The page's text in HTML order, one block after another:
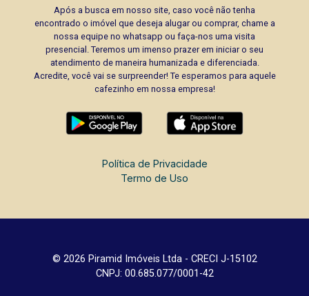
Após a busca em nosso site, caso você não tenha
encontrado o imóvel que deseja alugar ou comprar, chame a
nossa equipe no whatsapp ou faça-nos uma visita
presencial. Teremos um imenso prazer em iniciar o seu
atendimento de maneira humanizada e diferenciada.
Acredite, você vai se surpreender! Te esperamos para aquele
cafezinho em nossa empresa!
Política de Privacidade
Termo de Uso
© 2026 Piramid Imóveis Ltda - CRECI J-15102
CNPJ: 00.685.077/0001-42